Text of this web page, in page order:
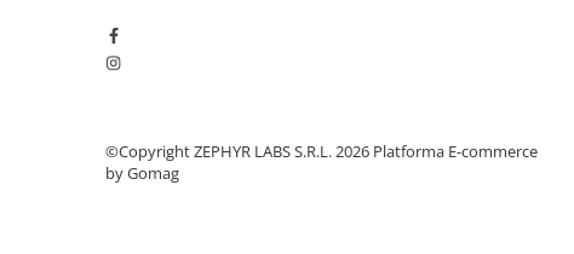
©Copyright ZEPHYR LABS S.R.L. 2026 Platforma E-commerce
by Gomag